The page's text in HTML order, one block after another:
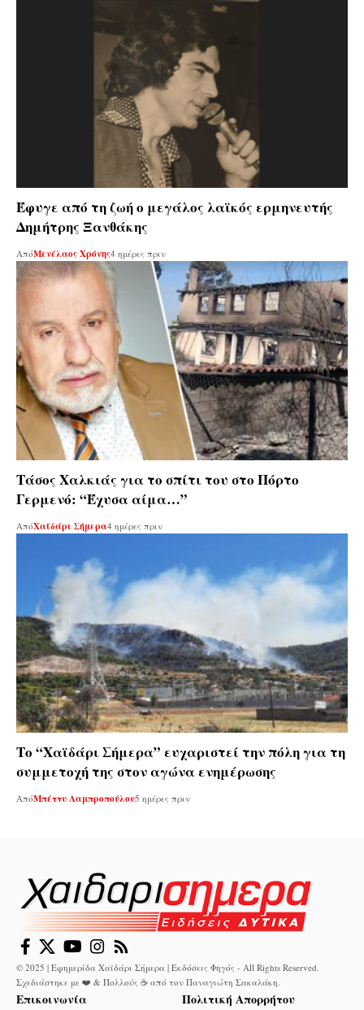
Έφυγε από τη ζωή ο μεγάλος λαϊκός ερμηνευτής
Δημήτρης Ξανθάκης
ΑπόΜενέλαος Χρόνης4 ημέρες πριν
Τάσος Χαλκιάς για το σπίτι του στο Πόρτο
Γερμενό: “Έχυσα αίμα…”
ΑπόΧαϊδάρι Σήμερα4 ημέρες πριν
Το “Χαϊδάρι Σήμερα” ευχαριστεί την πόλη για τη
συμμετοχή της στον αγώνα ενημέρωσης
ΑπόΜπέττυ Λαμπροπούλου5 ημέρες πριν
© 2025 | Εφημερίδα Χαϊδάρι Σήμερα | Εκδόσεις Φηγός - All Rights Reserved.
Σχεδιάστηκε με ❤️ & Πολλούς ☕ από τον Παναγιώτη Σακαλάκη.
Επικοινωνία
Πολιτική Απορρήτου